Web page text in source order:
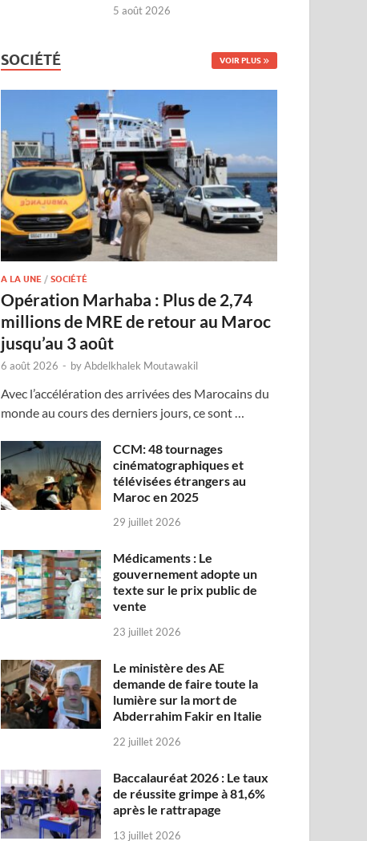
5 août 2026
SOCIÉTÉ VOIR PLUS
A LA UNE /SOCIÉTÉ
Opération Marhaba : Plus de 2,74
millions de MRE de retour au Maroc
jusqu’au 3 août
6 août 2026 - byAbdelkhalek Moutawakil
Avec l’accélération des arrivées des Marocains du
monde au cours des derniers jours, ce sont …
CCM: 48 tournages
cinématographiques et
télévisées étrangers au
Maroc en 2025
29 juillet 2026
Médicaments : Le
gouvernement adopte un
texte sur le prix public de
vente
23 juillet 2026
Le ministère des AE
demande de faire toute la
lumière sur la mort de
Abderrahim Fakir en Italie
22 juillet 2026
Baccalauréat 2026 : Le taux
de réussite grimpe à 81,6%
après le rattrapage
13 juillet 2026